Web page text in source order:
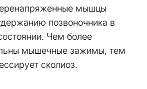
мышцы
позвоночника в
Чем более
мышечные зажимы, тем
сколиоз.